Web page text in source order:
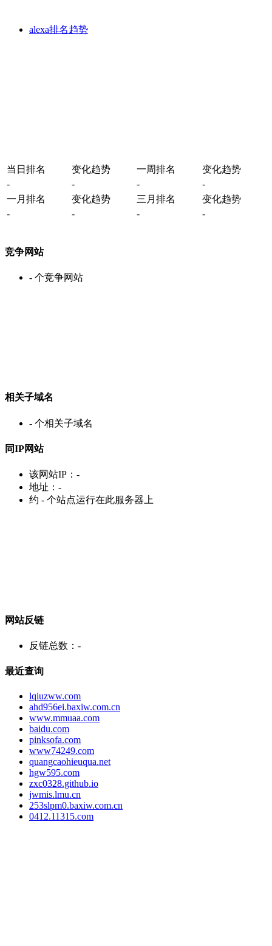
alexa排名趋势
当日排名 变化趋势 一周排名
变化趋势
-
- -
-
一月排名
变化趋势 三月排名
变化趋势
-
- - -
竞争网站
- 个竞争网站
相关子域名
- 个相关子域名
同IP网站
该网站IP： -
地址： -
约 - 个站点运行在此服务器上
网站反链
反链总数： -
最近查询
lqiuzww.com
ahd956ei.baxiw.com.cn
www.mmuaa.com
baidu.com
pinksofa.com
www74249.com
quangcaohieuqua.net
hgw595.com
zxc0328.github.io
jwmis.lmu.cn
253slpm0.baxiw.com.cn
0412.11315.com